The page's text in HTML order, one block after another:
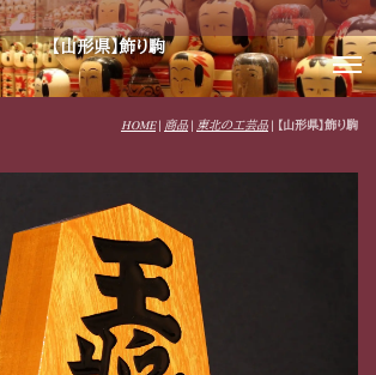
【山形県】飾り駒
HOME| 商品 | 東北の工芸品 | 【山形県】飾り駒